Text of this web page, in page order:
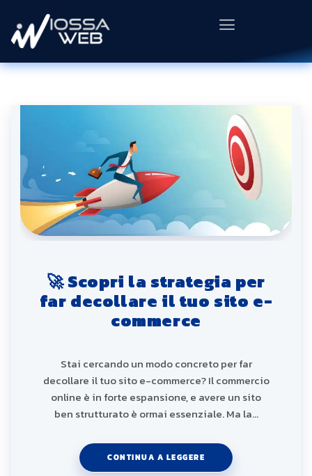
🚀 Scopri la strategia per
far decollare il tuo sito e-
commerce
Stai cercando un modo concreto per far
decollare il tuo sito e-commerce? Il commercio
online è in forte espansione, e avere un sito
ben strutturato è ormai essenziale. Ma la…
CONTINUA A LEGGERE